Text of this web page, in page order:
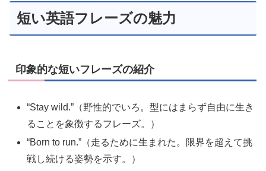
短い英語フレーズの魅力
印象的な短いフレーズの紹介
“Stay wild.”（野性的でいろ。型にはまらず自由に生き
ることを象徴するフレーズ。）
“Born to run.”（走るために生まれた。限界を超えて挑
戦し続ける姿勢を示す。）